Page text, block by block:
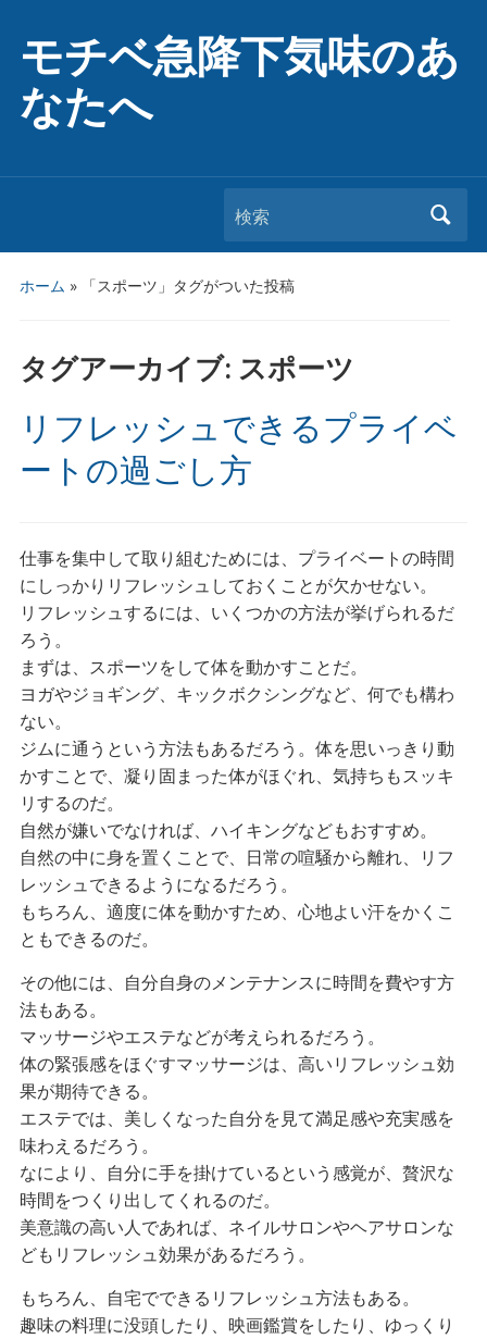
モチベ急降下気味のあ
なたへ
検索
ホーム » 「スポーツ」タグがついた投稿
タグアーカイブ: スポーツ
リフレッシュできるプライベ
ートの過ごし方
仕事を集中して取り組むためには、プライベートの時間
にしっかりリフレッシュしておくことが欠かせない。
リフレッシュするには、いくつかの方法が挙げられるだ
ろう。
まずは、スポーツをして体を動かすことだ。
ヨガやジョギング、キックボクシングなど、何でも構わ
ない。
ジムに通うという方法もあるだろう。体を思いっきり動
かすことで、凝り固まった体がほぐれ、気持ちもスッキ
リするのだ。
自然が嫌いでなければ、ハイキングなどもおすすめ。
自然の中に身を置くことで、日常の喧騒から離れ、リフ
レッシュできるようになるだろう。
もちろん、適度に体を動かすため、心地よい汗をかくこ
ともできるのだ。
その他には、自分自身のメンテナンスに時間を費やす方
法もある。
マッサージやエステなどが考えられるだろう。
体の緊張感をほぐすマッサージは、高いリフレッシュ効
果が期待できる。
エステでは、美しくなった自分を見て満足感や充実感を
味わえるだろう。
なにより、自分に手を掛けているという感覚が、贅沢な
時間をつくり出してくれるのだ。
美意識の高い人であれば、ネイルサロンやヘアサロンな
どもリフレッシュ効果があるだろう。
もちろん、自宅でできるリフレッシュ方法もある。
趣味の料理に没頭したり、映画鑑賞をしたり、ゆっくり